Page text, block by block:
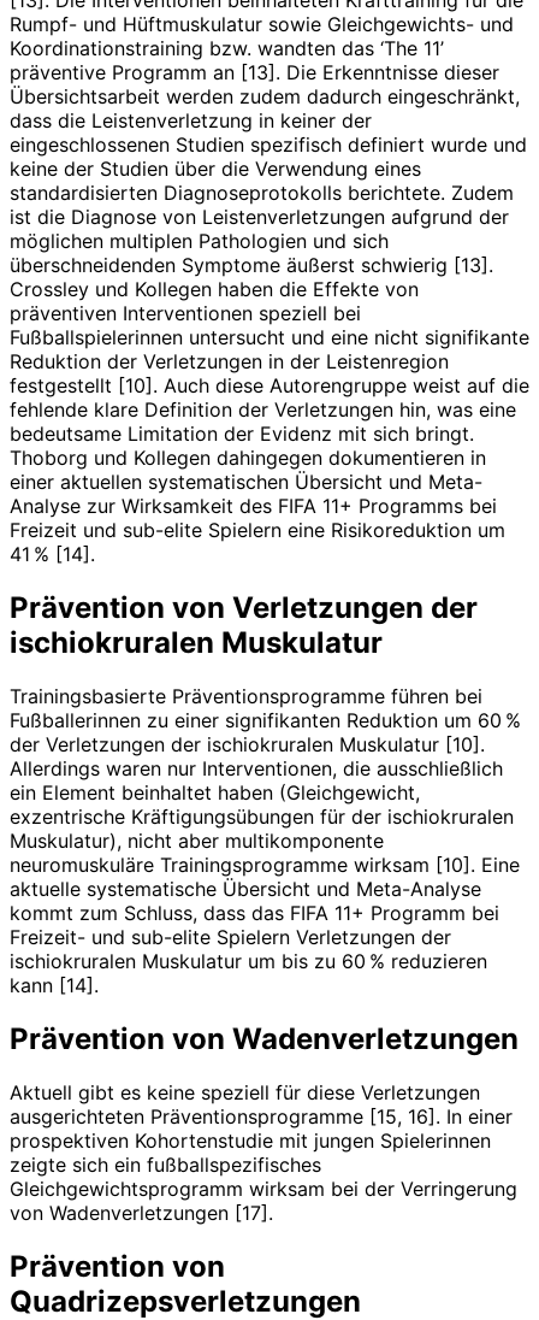
Rumpf- und Hüftmuskulatur sowie Gleichgewichts- und
Koordinationstraining bzw. wandten das ‘The 11’
präventive Programm an [13]. Die Erkenntnisse dieser
Übersichtsarbeit werden zudem dadurch eingeschränkt,
dass die Leistenverletzung in keiner der
eingeschlossenen Studien spezifisch definiert wurde und
keine der Studien über die Verwendung eines
standardisierten Diagnoseprotokolls berichtete. Zudem
ist die Diagnose von Leistenverletzungen aufgrund der
möglichen multiplen Pathologien und sich
überschneidenden Symptome äußerst schwierig [13].
Crossley und Kollegen haben die Effekte von
präventiven Interventionen speziell bei
Fußballspielerinnen untersucht und eine nicht signifikante
Reduktion der Verletzungen in der Leistenregion
festgestellt [10]. Auch diese Autorengruppe weist auf die
fehlende klare Definition der Verletzungen hin, was eine
bedeutsame Limitation der Evidenz mit sich bringt.
Thoborg und Kollegen dahingegen dokumentieren in
einer aktuellen systematischen Übersicht und Meta-
Analyse zur Wirksamkeit des FIFA 11+ Programms bei
Freizeit und sub-elite Spielern eine Risikoreduktion um
41 % [14].
Prävention von Verletzungen der
ischiokruralen Muskulatur
Trainingsbasierte Präventionsprogramme führen bei
Fußballerinnen zu einer signifikanten Reduktion um 60 %
der Verletzungen der ischiokruralen Muskulatur [10].
Allerdings waren nur Interventionen, die ausschließlich
ein Element beinhaltet haben (Gleichgewicht,
exzentrische Kräftigungsübungen für der ischiokruralen
Muskulatur), nicht aber multikomponente
neuromuskuläre Trainingsprogramme wirksam [10]. Eine
aktuelle systematische Übersicht und Meta-Analyse
kommt zum Schluss, dass das FIFA 11+ Programm bei
Freizeit- und sub-elite Spielern Verletzungen der
ischiokruralen Muskulatur um bis zu 60 % reduzieren
kann [14].
Prävention von Wadenverletzungen
Aktuell gibt es keine speziell für diese Verletzungen
ausgerichteten Präven­tionsprogramme [15, 16]. In einer
prospektiven Kohortenstudie mit jungen Spielerinnen
zeigte sich ein fußball­spezifisches
Gleichgewichtsprogramm wirksam bei der Verringerung
von Wadenverletzungen [17].
Prävention von
Quadrizepsverletzungen